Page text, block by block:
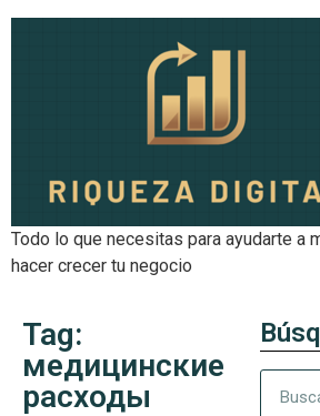
Todo lo que necesitas para ayudarte a
hacer crecer tu negocio
Tag:
медицинские
расходы